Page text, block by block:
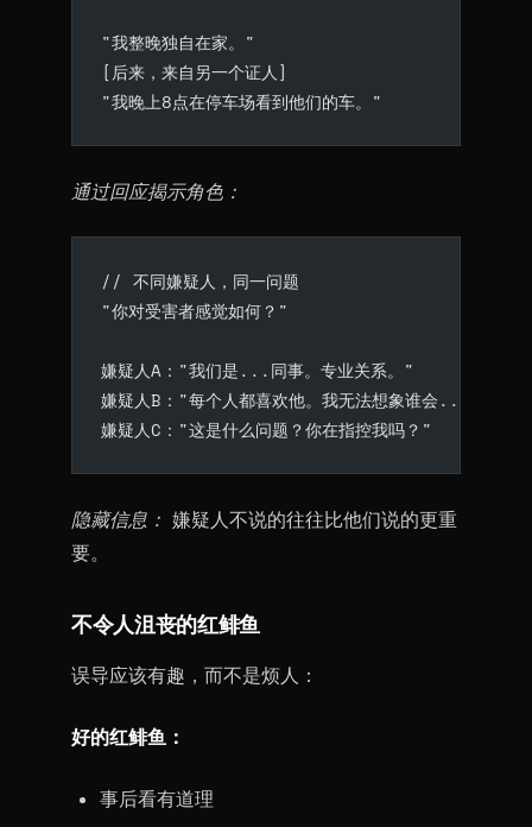
"我整晚独自在家。"
[后来，来自另一个证人]
"我晚上8点在停车场看到他们的车。"
通过回应揭示角色：
// 不同嫌疑人，同一问题
"你对受害者感觉如何？"
嫌疑人A："我们是...同事。专业关系。"
嫌疑人B："每个人都喜欢他。我无法想象谁会...为什么
嫌疑人C："这是什么问题？你在指控我吗？"
隐藏信息： 嫌疑人不说的往往比他们说的更重
要。
不令人沮丧的红鲱鱼
误导应该有趣，而不是烦人：
好的红鲱鱼：
事后看有道理